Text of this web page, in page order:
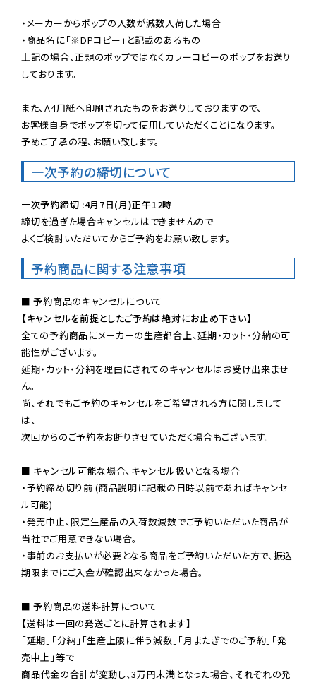
・メーカーからポップの入数が減数入荷した場合
・商品名に「※DPコピー」と記載のあるもの
上記の場合、正規のポップではなくカラーコピーのポップをお送り
しております。
また、A4用紙へ印刷されたものをお送りしておりますので、
お客様自身でポップを切って使用していただくことになります。
予めご了承の程、お願い致します。
一次予約の締切について
一次予約締切 :4月7日(月)正午12時
締切を過ぎた場合キャンセルはできませんので
よくご検討いただいてからご予約をお願い致します。
予約商品に関する注意事項
【キャンセルを前提としたご予約は絶対にお止め下さい】
全ての予約商品にメーカーの生産都合上、延期・カット・分納の可
能性がございます。
延期・カット・分納を理由にされてのキャンセルはお受け出来ませ
ん。
尚、それでもご予約のキャンセルをご希望される方に関しまして
は、
次回からのご予約をお断りさせていただく場合もございます。
■ キャンセル可能な場合、キャンセル扱いとなる場合
・予約締め切り前 (商品説明に記載の日時以前であればキャンセ
ル可能)
・発売中止、限定生産品の入荷数減数でご予約いただいた商品が
当社でご用意できない場合。
・事前のお支払いが必要となる商品をご予約いただいた方で、振込
期限までにご入金が確認出来なかった場合。
■ 予約商品の送料計算について
【送料は一回の発送ごとに計算されます】
「延期」「分納」「生産上限に伴う減数」「月またぎでのご予約」「発
売中止」等で
商品代金の合計が変動し、3万円未満となった場合、それぞれの発